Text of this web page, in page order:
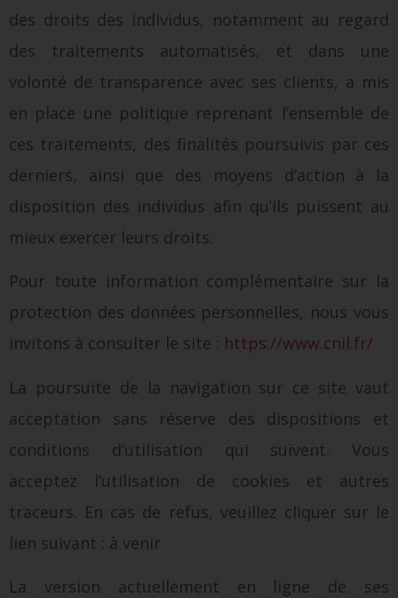
des droits des individus, notamment au regard
des traitements automatisés, et dans une
volonté de transparence avec ses clients, a mis
en place une politique reprenant l’ensemble de
ces traitements, des finalités poursuivis par ces
derniers, ainsi que des moyens d’action à la
disposition des individus afin qu’ils puissent au
mieux exercer leurs droits.
Pour toute information complémentaire sur la
protection des données personnelles, nous vous
invitons à consulter le site : https://www.cnil.fr/
La poursuite de la navigation sur ce site vaut
acceptation sans réserve des dispositions et
conditions d’utilisation qui suivent. Vous
acceptez l’utilisation de cookies et autres
traceurs. En cas de refus, veuillez cliquer sur le
lien suivant : à venir
La version actuellement en ligne de ses